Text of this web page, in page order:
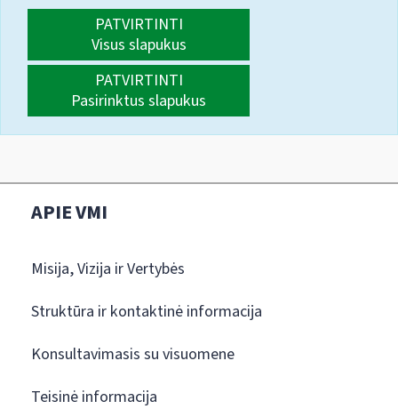
PATVIRTINTI
Visus slapukus
PATVIRTINTI
Pasirinktus slapukus
APIE VMI
Misija, Vizija ir Vertybės
Struktūra ir kontaktinė informacija
Konsultavimasis su visuomene
Teisinė informacija